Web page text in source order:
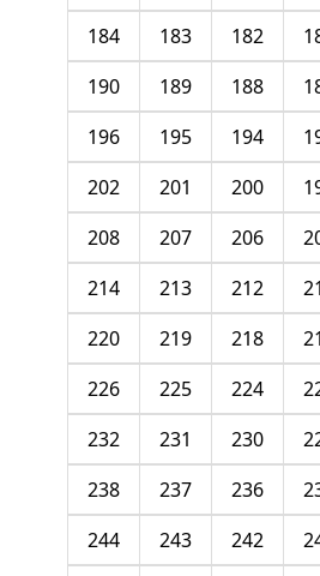
182
183
184
188
189
190
194
195
196
200
201
202
206
207
208
212
213
214
218
219
220
224
225
226
230
231
232
236
237
238
242
243
244